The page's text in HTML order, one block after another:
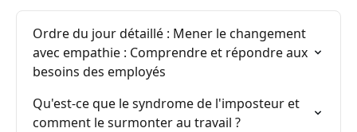
Ordre du jour détaillé : Mener le changement
avec empathie : Comprendre et répondre aux
besoins des employés
Qu'est-ce que le syndrome de l'imposteur et
comment le surmonter au travail ?